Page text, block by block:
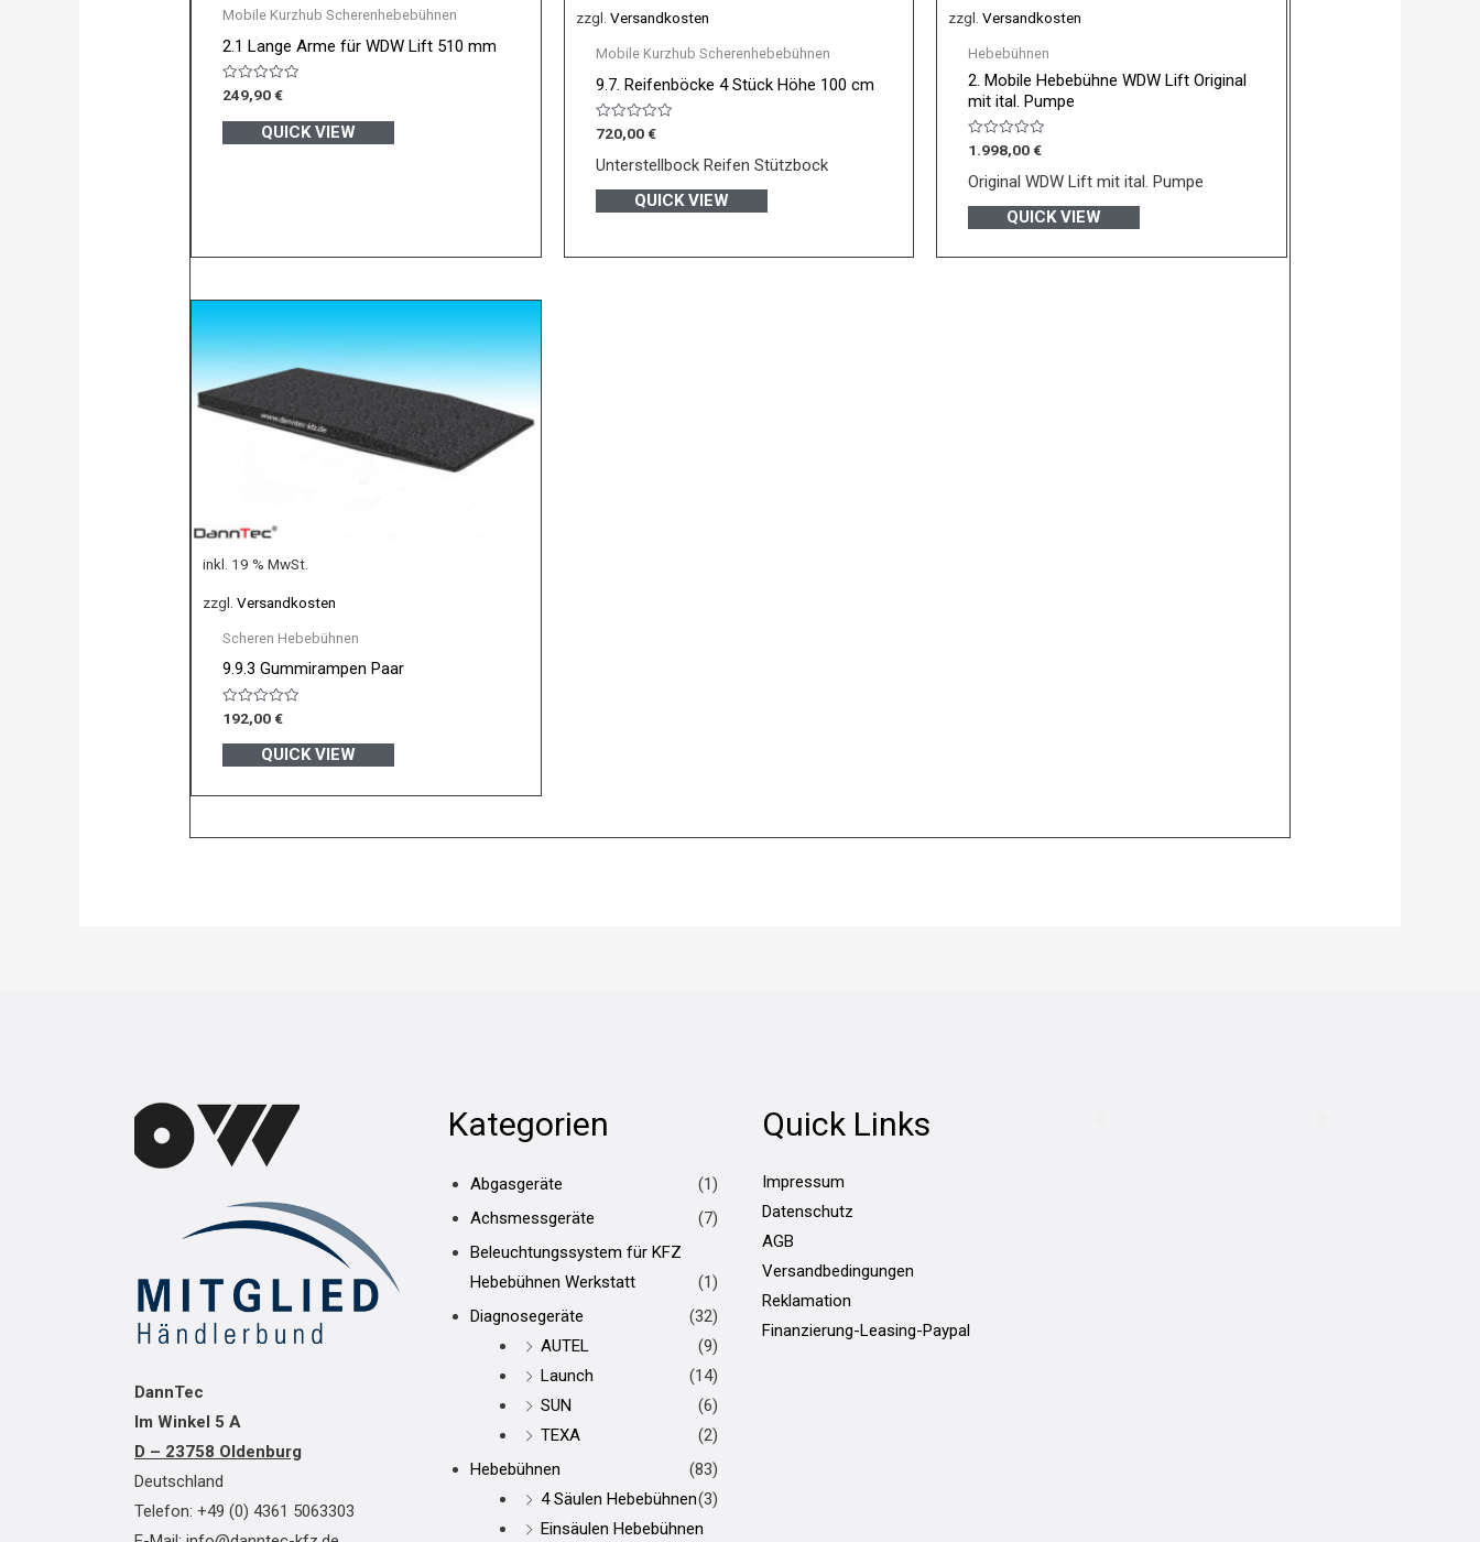
Mobile Kurzhub Scherenhebebühnen
2.1 Lange Arme für WDW Lift 510 mm
Bewertet
0
5
249,90 €
QUICK VIEW
zzgl. Versandkosten
Mobile Kurzhub Scherenhebebühnen
9.7. Reifenböcke 4 Stück Höhe 100 cm
Bewertet
0
von
720,00 €
Unterstellbock Reifen Stützbock
QUICK VIEW
zzgl.Versandkosten
Hebebühnen
2. Mobile Hebebühne WDW Lift Original
mit ital. Pumpe
Bewertet
0
von
1.998,00 €
Original WDW Lift mit ital. Pumpe
QUICK VIEW
inkl. 19 % MwSt.
zzgl.Versandkosten
Scheren Hebebühnen
9.9.3 Gummirampen Paar
Bewertet
0
5
192,00 €
QUICK VIEW
DannTec
Im Winkel 5 A
D – 23758 Oldenburg
Deutschland
Telefon: +49 (0) 4361 5063303
Kategorien
Abgasgeräte
(1)
Achsmessgeräte
(7)
Beleuchtungssystem für KFZ
Hebebühnen Werkstatt
(1)
Diagnosegeräte
(32)
AUTEL
(9)
Launch
(14)
SUN
(6)
TEXA
(2)
Hebebühnen
(83)
4 Säulen Hebebühnen(3)
Einsäulen Hebebühnen
Quick Links
Impressum
Datenschutz
AGB
Versandbedingungen
Reklamation
Finanzierung-Leasing-Paypal